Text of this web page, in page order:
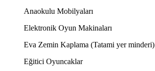
Anaokulu Mobilyaları
Elektronik Oyun Makinaları
Eva Zemin Kaplama (Tatami yer minderi)
Eğitici Oyuncaklar